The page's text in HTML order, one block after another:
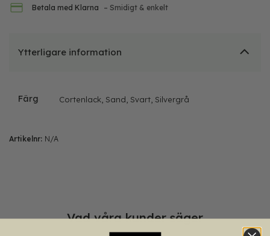
Betala med Klarna – Smidigt & enkelt
Ytterligare information
Färg Cortenlack, Sand, Svart, Silvergrå
Artikelnr: N/A
Vad våra kunder säger